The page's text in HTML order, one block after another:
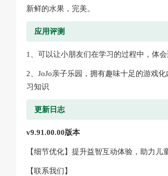
新鲜的水果，完美。
应用评测
1、可以让小朋友们在学习的过程中，体
2、JoJo亲子乐园，拥有趣味十足的游戏
习知识
更新日志
v9.91.00.00版本
【细节优化】提升益智互动体验，助力儿
【联系我们】